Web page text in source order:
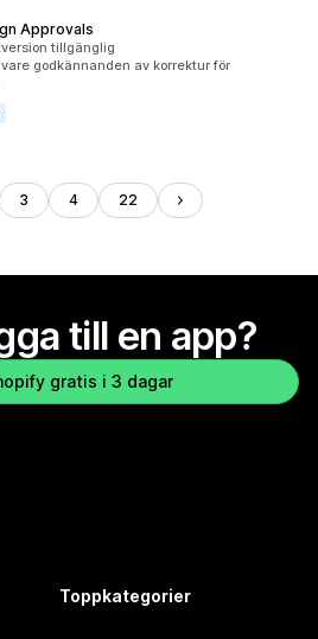
Approvals
tillgänglig
godkännanden av korrektur för
3 4 22
till en app?
gratis i 3 dagar
Toppkategorier